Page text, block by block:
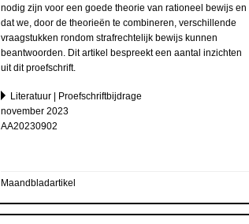
nodig zijn voor een goede theorie van rationeel bewijs en
dat we, door de theorieën te combineren, verschillende
vraagstukken rondom strafrechtelijk bewijs kunnen
beantwoorden. Dit artikel bespreekt een aantal inzichten
uit dit proefschrift.
Literatuur | Proefschriftbijdrage
november 2023
AA20230902
Maandbladartikel